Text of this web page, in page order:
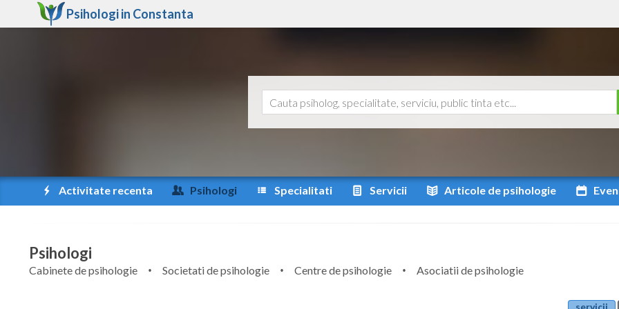
Psihologi in Constanta
Activitate recenta Psihologi Specialitati Servicii Articole de psihologie
Psihologi
Cabinete de psihologie Societati de psihologie Centre de psihologie
Asociatii de psihologie
servicii